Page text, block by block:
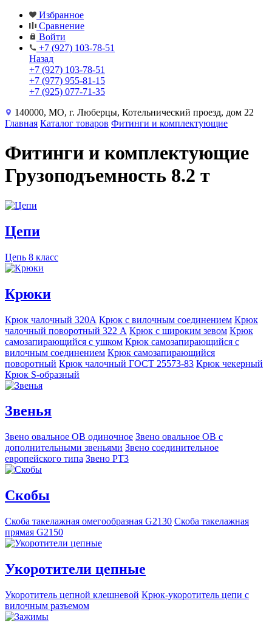
Избранное
Сравнение
Войти
+7 (927) 103-78-51
Назад
+7 (927) 103-78-51
+7 (977) 955-81-15
+7 (925) 077-71-35
140000, МО, г. Люберцы, Котельнический проезд, дом 22
Главная Каталог товаров Фитинги и комплектующие
Фитинги и комплектующие
Грузоподъемность 8.2 т
Цепи
Цепь 8 класс
Крюки
Крюк чалочный 320А Крюк с вилочным соединением Крюк
чалочный поворотный 322 А Крюк с широким зевом Крюк
самозапирающийся с ушком Крюк самозапирающийся с
вилочным соединением Крюк самозапирающийся
поворотный Крюк чалочный ГОСТ 25573-83 Крюк чекерный
Крюк S-образный
Звенья
Звено овальное OB одиночное Звено овальное ОВ с
дополнительными звеньями Звено соединительное
европейского типа Звено РТ3
Скобы
Скоба такелажная омегообразная G2130 Скоба такелажная
прямая G2150
Укоротители цепные
Укоротитель цепной клешневой Крюк-укоротитель цепи с
вилочным разъемом